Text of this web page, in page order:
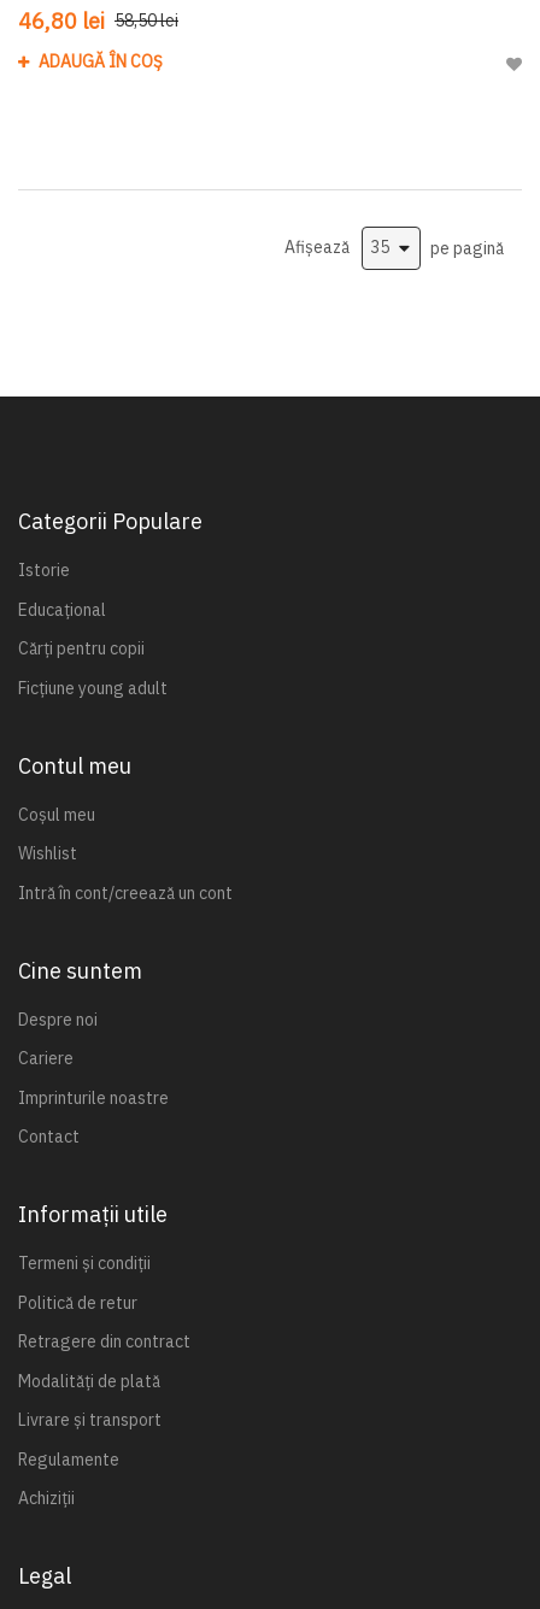
46,80 lei 58,50 lei
ADAUGĂ ÎN COȘ
Afișează pe pagină
Categorii Populare
Istorie
Educațional
Cărți pentru copii
Ficțiune young adult
Contul meu
Coșul meu
Wishlist
Intră în cont/creează un cont
Cine suntem
Despre noi
Cariere
Imprinturile noastre
Contact
Informații utile
Termeni și condiții
Politică de retur
Retragere din contract
Modalități de plată
Livrare și transport
Regulamente
Achiziții
Legal